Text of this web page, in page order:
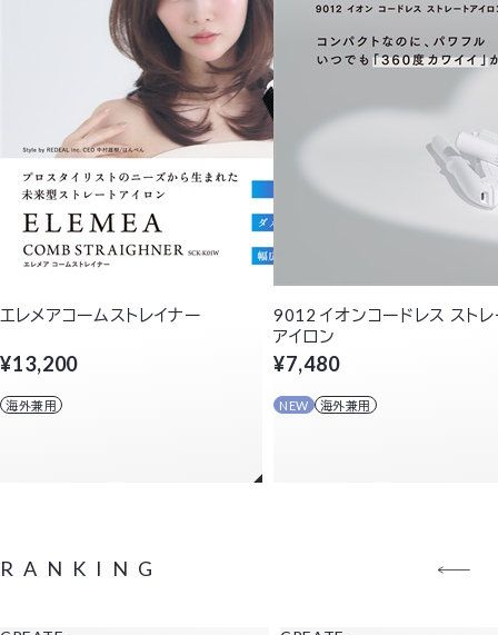
エレメアコームストレイナー
¥13,200
海外兼用
9012 イオンコードレス ストレ
アイロン
¥7,480
NEW 海外兼用
RANKING